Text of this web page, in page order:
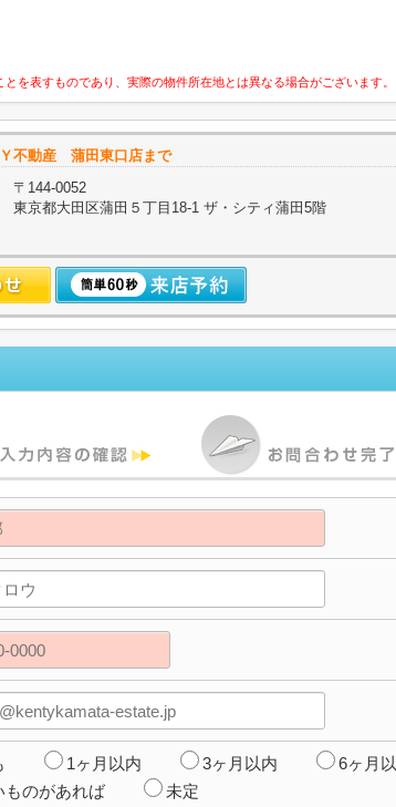
を表すものであり、実際の物件所在地とは異なる場合がございます。
Ｙ不動産 蒲田東口店まで
〒144-0052
東京都大田区蒲田５丁目18-1 ザ・シティ蒲田5階
1ヶ月以内 3ヶ月以内
6ヶ月以
ものがあれば 未定